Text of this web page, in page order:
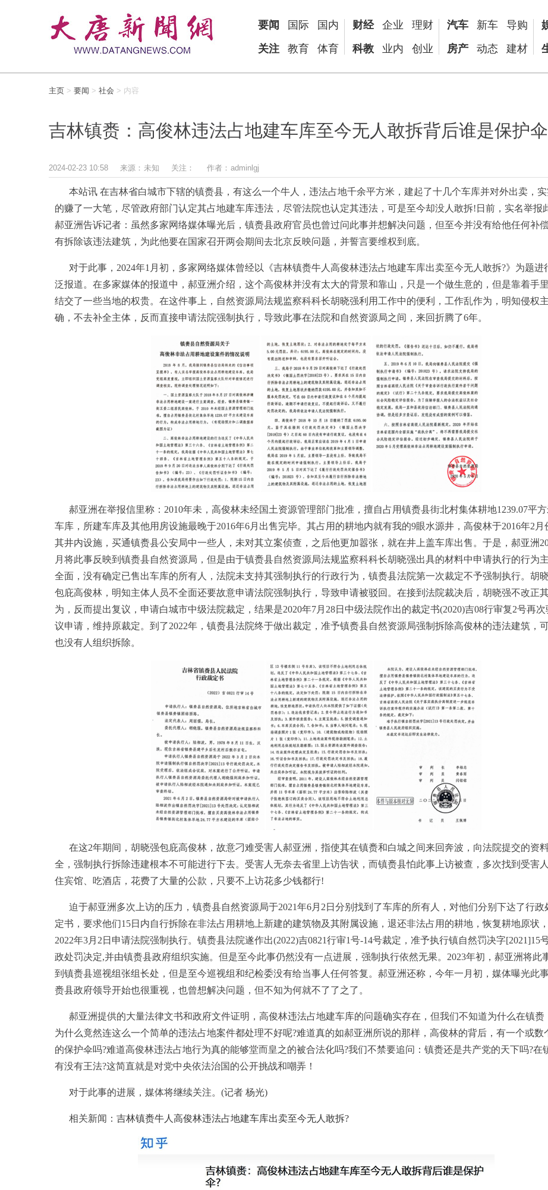
要闻 国际
国内
关注
教育 体育
财经 企业
理财
科教
业内 创业
汽车 新车
导购
房产
动态 建材
主页 > 要闻 > 社会 > 内容
吉林镇赉：高俊林违法占地建车库至今无人敢拆背后谁是保护
2024-02-23 10:58 来源： 未知 关注： 作者： adminlgj
本站讯 在吉林省白城市下辖的镇赉县，有这么一个牛人，违法占地千余平方米，建起了十几个车库并对外出卖，
的赚了一大笔，尽管政府部门认定其占地建车库违法，尽管法院也认定其违法，可是至今却没人敢拆!日前，实名举报
郝亚洲告诉记者：虽然多家网络媒体曝光后，镇赉县政府官员也曾过问此事并想解决问题，但至今并没有给他任何补
有拆除该违法建筑，为此他要在国家召开两会期间去北京反映问题，并誓言要维权到底。
对于此事，2024年1月初，多家网络媒体曾经以《吉林镇赉牛人高俊林违法占地建车库出卖至今无人敢拆?》为题进
泛报道。在多家媒体的报道中，郝亚洲介绍，这个高俊林并没有太大的背景和靠山，只是一个做生意的，但是靠着手里
结交了一些当地的权贵。在这件事上，自然资源局法规监察科科长胡晓强利用工作中的便利，工作乱作为，明知侵权
确，不去补全主体，反而直接申请法院强制执行，导致此事在法院和自然资源局之间，来回折腾了6年。
郝亚洲在举报信里称：2010年未，高俊林未经国土资源管理部门批准，擅自占用镇赉县街北村集体耕地1239.07平
车库，所建车库及其他用房设施最晚于2016年6月出售完毕。其占用的耕地内就有我的9眼水源井，高俊林于2016年2月
其井内设施，买通镇赉县公安局中一些人，未对其立案侦查，之后他更加嚣张，就在井上盖车库出售。于是，郝亚洲
月将此事反映到镇赉县自然资源局，但是由于镇赉县自然资源局法规监察科科长胡晓强出具的材料中申请执行的行为
全面，没有确定已售出车库的所有人，法院未支持其强制执行的行政行为，镇赉县法院第一次裁定不予强制执行。胡
包庇高俊林，明知主体人员不全面还要故意申请法院强制执行，导致申请被驳回。在接到法院裁决后，胡晓强不改正
为，反而提出复议，申请白城市中级法院裁定，结果是2020年7月28日中级法院作出的裁定书(2020)吉08行审复2号再次
议申请，维持原裁定。到了2022年，镇赉县法院终于做出裁定，准予镇赉县自然资源局强制拆除高俊林的违法建筑，
也没有人组织拆除。
在这2年期间，胡晓强包庇高俊林，故意刁难受害人郝亚洲，指使其在镇赉和白城之间来回奔波，向法院提交的资
全，强制执行拆除违建根本不可能进行下去。受害人无奈去省里上访告状，而镇赉县怕此事上访被查，多次找到受害
住宾馆、吃酒店，花费了大量的公款，只要不上访花多少钱都行!
迫于郝亚洲多次上访的压力，镇赉县自然资源局于2021年6月2日分别找到了车库的所有人，对他们分别下达了行政
定书，要求他们15日内自行拆除在非法占用耕地上新建的建筑物及其附属设施，退还非法占用的耕地，恢复耕地原状
2022年3月2日申请法院强制执行。镇赉县法院遂作出(2022)吉0821行审1号-14号裁定，准予执行镇自然罚决字[2021]15
政处罚决定,并由镇赉县政府组织实施。但是至今此事仍然没有一点进展，强制执行依然无果。2023年初，郝亚洲将此
到镇赉县巡视组张组长处，但是至今巡视组和纪检委没有给当事人任何答复。郝亚洲还称，今年一月初，媒体曝光此
赉县政府领导开始也很重视，也曾想解决问题，但不知为何就不了了之了。
郝亚洲提供的大量法律文书和政府文件证明，高俊林违法占地建车库的问题确实存在，但我们不知道为什么在镇赉
为什么竟然连这么一个简单的违法占地案件都处理不好呢?难道真的如郝亚洲所说的那样，高俊林的背后，有一个或数
的保护伞吗?难道高俊林违法占地行为真的能够堂而皇之的被合法化吗?我们不禁要追问：镇赉还是共产党的天下吗?在
有没有王法?这简直就是对党中央依法治国的公开挑战和嘲弄！
对于此事的进展，媒体将继续关注。(记者 杨光)
相关新闻： 吉林镇赉牛人高俊林违法占地建车库出卖至今无人敢拆?